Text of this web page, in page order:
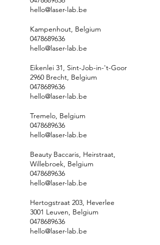
hello@laser-lab.be
Kampenhout, Belgium
0478689636
hello@laser-lab.be
Eikenlei 31, Sint-Job-in-'t-Goor
2960 Brecht, Belgium
0478689636
hello@laser-lab.be
Tremelo, Belgium
0478689636
hello@laser-lab.be
Beauty Baccaris, Heirstraat,
Willebroek, Belgium
0478689636
hello@laser-lab.be
Hertogstraat 203, Heverlee
3001 Leuven, Belgium
0478689636
hello@laser-lab.be